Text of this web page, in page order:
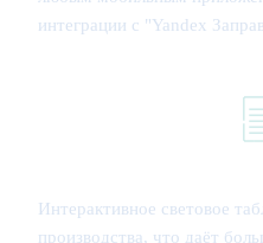
интеграции с "Yandex
Интерактивное световое
производства, что даёт